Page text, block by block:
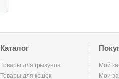
Каталог
Товары для грызунов
Товары для кошек
Мой
Мои